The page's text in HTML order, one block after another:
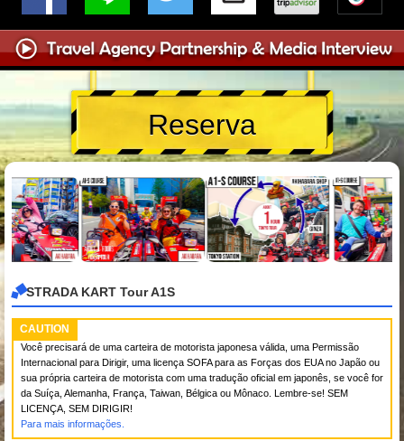
Reserva
STRADA KART Tour A1S
CAUTION
Você precisará de uma carteira de motorista japonesa válida, uma Permissão
Internacional para Dirigir, uma licença SOFA para as Forças dos EUA no Japão ou
sua própria carteira de motorista com uma tradução oficial em japonês, se você for
da Suíça, Alemanha, França, Taiwan, Bélgica ou Mônaco. Lembre-se! SEM
LICENÇA, SEM DIRIGIR!
Para mais informações.